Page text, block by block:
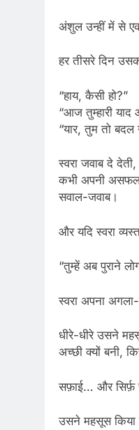
अंशुल उन्हीं में से
हर तीसरे दिन
“हाय, कैसी हो?”
“आज तुम्हारी
“यार, तुम तो
स्वरा जवाब दे
कभी अपनी
सवाल-जवाब।
और यदि स्वरा
“तुम्हें अब पुराने
स्वरा अपना
धीरे-धीरे उसने
अच्छी क्यों बनी,
सफ़ाई… और सिर्फ़
उसने महसूस किया